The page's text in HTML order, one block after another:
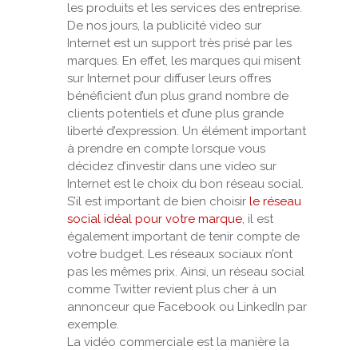
les produits et les services des entreprise.
De nos jours, la publicité video sur
Internet est un support très prisé par les
marques. En effet, les marques qui misent
sur Internet pour diffuser leurs offres
bénéficient d’un plus grand nombre de
clients potentiels et d’une plus grande
liberté d’expression. Un élément important
à prendre en compte lorsque vous
décidez d’investir dans une video sur
Internet est le choix du bon réseau social.
S’il est important de bien choisir le réseau
social idéal pour votre marque, il est
également important de tenir compte de
votre budget. Les réseaux sociaux n’ont
pas les mêmes prix. Ainsi, un réseau social
comme Twitter revient plus cher à un
annonceur que Facebook ou LinkedIn par
exemple.
La vidéo commerciale est la manière la